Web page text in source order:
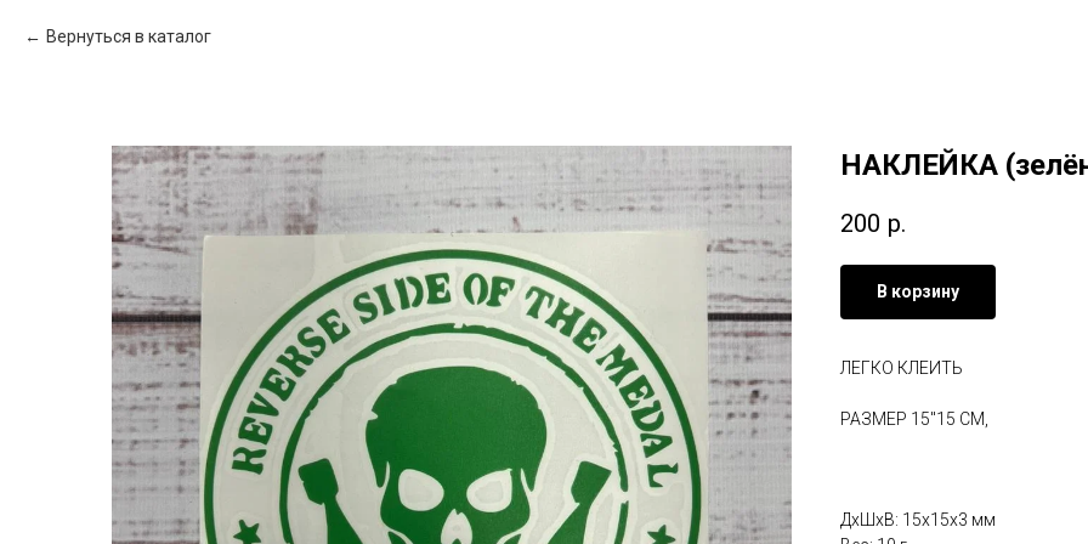
Вернуться в каталог
НАКЛЕЙКА
200 р.
В корзину
ЛЕГКО КЛЕИТЬ
РАЗМЕР 15"15 СМ,
ДxШxВ: 15x15x3 мм